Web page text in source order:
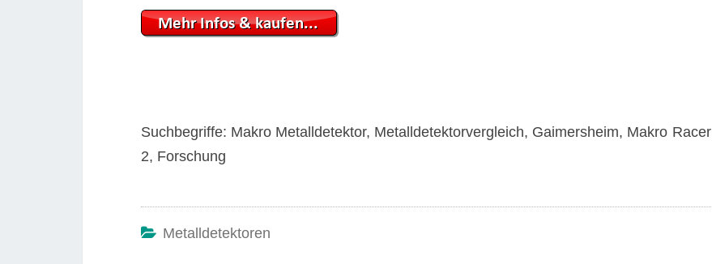
Suchbegriffe: Makro Metalldetektor, Metalldetektorvergleich, Gaimersheim, Makro Racer
2, Forschung
Metalldetektoren